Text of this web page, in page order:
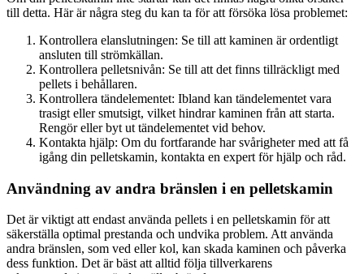
till detta. Här är några steg du kan ta för att försöka lösa problemet:
Kontrollera elanslutningen: Se till att kaminen är ordentligt
ansluten till strömkällan.
Kontrollera pelletsnivån: Se till att det finns tillräckligt med
pellets i behållaren.
Kontrollera tändelementet: Ibland kan tändelementet vara
trasigt eller smutsigt, vilket hindrar kaminen från att starta.
Rengör eller byt ut tändelementet vid behov.
Kontakta hjälp: Om du fortfarande har svårigheter med att få
igång din pelletskamin, kontakta en expert för hjälp och råd.
Användning av andra bränslen i en pelletskamin
Det är viktigt att endast använda pellets i en pelletskamin för att
säkerställa optimal prestanda och undvika problem. Att använda
andra bränslen, som ved eller kol, kan skada kaminen och påverka
dess funktion. Det är bäst att alltid följa tillverkarens